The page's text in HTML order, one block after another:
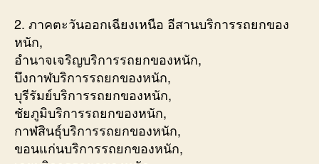
2. ภาคตะวันออกเฉียงเหนือ อีสานบริการรถยกของ
หนัก,
อำนาจเจริญบริการรถยกของหนัก,
บึงกาฬบริการรถยกของหนัก,
บุรีรัมย์บริการรถยกของหนัก,
ชัยภูมิบริการรถยกของหนัก,
กาฬสินธุ์บริการรถยกของหนัก,
ขอนแก่นบริการรถยกของหนัก,